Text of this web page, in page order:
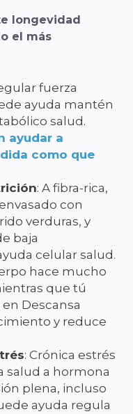
longevidad
el más
fuerza
ayuda mantén
salud.
ayudar a
como que
: A fibra-rica,
con
verduras, y
baja
celular salud.
hace mucho
que tú
en Descansa
y reduce
: Crónica estrés
salud a hormona
plena, incluso
ayuda regula